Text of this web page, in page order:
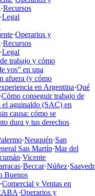
·Recursos
·Legal
·Operarios y
·Recursos
·Legal
trabajo y cómo
vos” en una
afuera (y cómo
en Argentina·Qué
·Cómo conseguir trabajo de
el aguinaldo (SAC) en
causa: cómo se
dura y tus derechos
·Neuquén·San
San Martín·Mar del
·Vicente
·Beccar·Núñez·
Buenos
·Comercial y Ventas en
·Operarios y